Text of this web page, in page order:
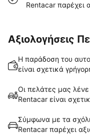
Rentacar παρέχει
Αξιολογήσεις
Η παράδοση του
είναι σχετικά
Οι πελάτες μας λένε
Rentacar είναι
Σύμφωνα με τα
Rentacar παρέχει